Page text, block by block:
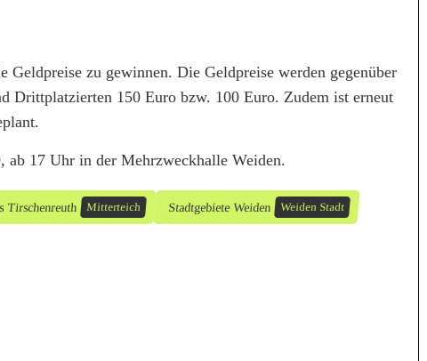
zu gewinnen. Die Geldpreise werden gegenüber
Drittplatzierten 150 Euro bzw. 100 Euro. Zudem ist erneut
ab 17 Uhr in der Mehrzweckhalle Weiden.
Tirschenreuth Mitterteich Stadtgebiete Weiden Weiden Stadt